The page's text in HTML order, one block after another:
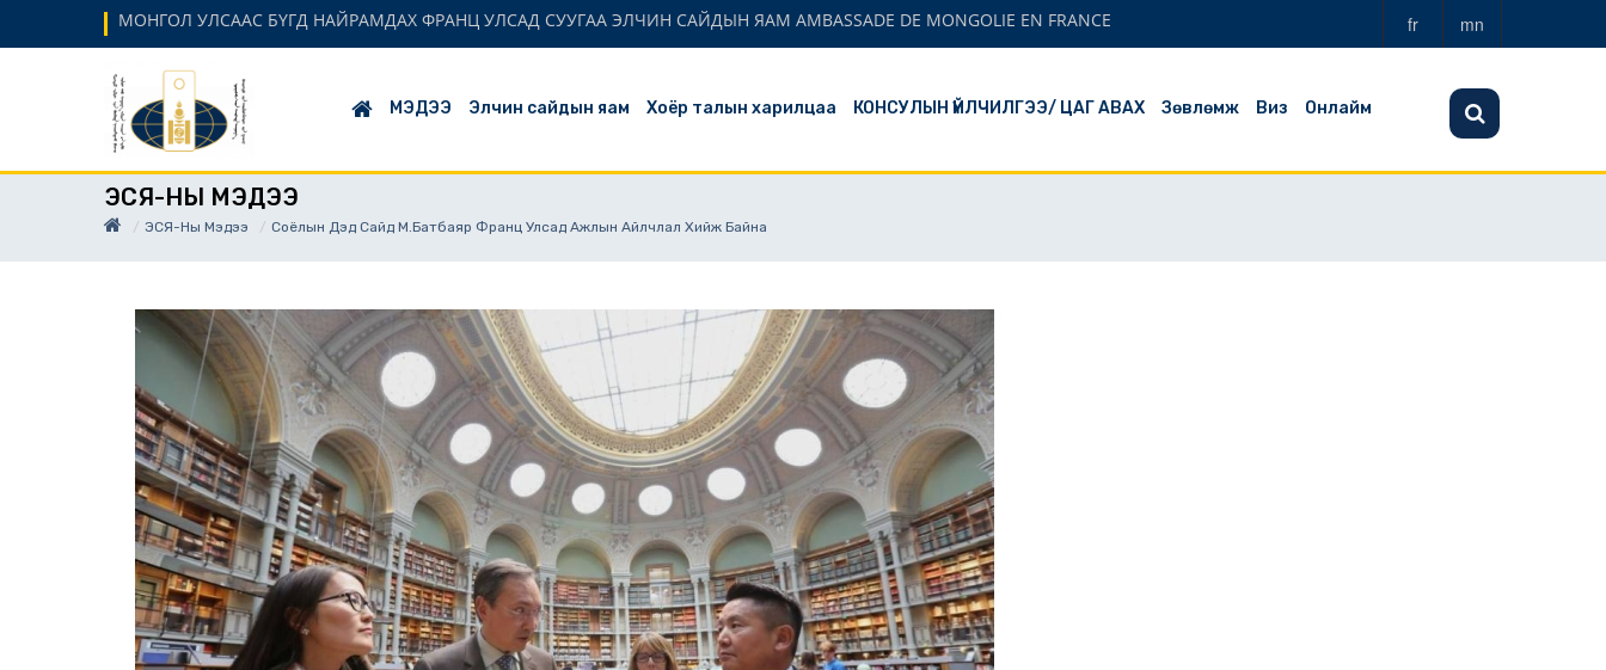
МОНГОЛ УЛСААС БҮГД НАЙРАМДАХ ФРАНЦ УЛСАД СУУГАА ЭЛЧИН САЙДЫН ЯАМ AMBASSADE DE MONGOLIE EN FRANCE fr mn
МЭДЭЭ Элчин сайдын яам Хоёр талын харилцаа КОНСУЛЫН ҮЙЛЧИЛГЭЭ/ ЦАГ АВАХ Зөвлөмж Виз Онлайм
ЭСЯ-НЫ МЭДЭЭ
ЭСЯ-Ны Мэдээ Соёлын Дэд Сайд М.Батбаяр Франц Улсад Ажлын Айлчлал Хийж Байна